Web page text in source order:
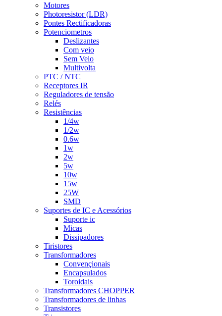
Motores
Photoresistor (LDR)
Pontes Rectificadoras
Potenciometros
Deslizantes
Com veio
Sem Veio
Multivolta
PTC / NTC
Receptores IR
Reguladores de tensão
Relés
Resistências
1/4w
1/2w
0.6w
1w
2w
5w
10w
15w
25W
SMD
Suportes de IC e Acessórios
Suporte ic
Micas
Dissipadores
Tiristores
Transformadores
Convençionais
Encapsulados
Toroidais
Transformadores CHOPPER
Transformadores de linhas
Transistores